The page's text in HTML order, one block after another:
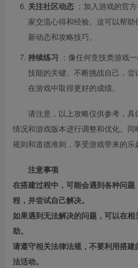
关注社区动态 ：加入游戏的官
家交流心得和经验。这可以帮
新动态和攻略技巧。
持续练习 ：像任何竞技类游戏
技能的关键。不断挑战自己，
在游戏中取得更好的成绩。
请注意，以上攻略仅供参考，
情况和游戏版本进行调整和优化。
规则和道德准则，享受游戏带来的乐
注意事项
在搭建过程中，可能会遇到各种问
程，并尝试自己解决。
如果遇到无法解决的问题，可以在
助。
请遵守相关法律法规，不要利用搭
法活动。